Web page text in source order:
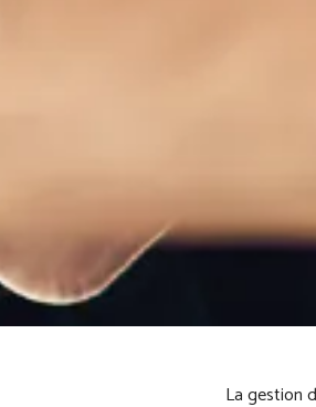
La gestion